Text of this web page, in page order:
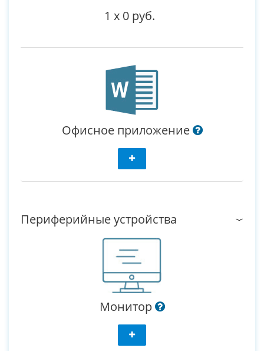
1 x 0 руб.
Офисное приложение
Периферийные устройства
Монитор